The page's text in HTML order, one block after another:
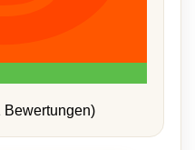
Bewertungen)